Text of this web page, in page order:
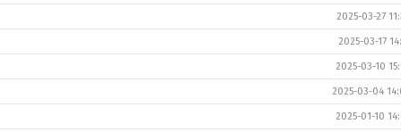
2025-03-27
2025-03-17
2025-03-10
2025-03-04
2025-01-10